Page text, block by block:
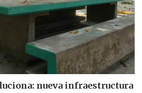
nueva infraestructura